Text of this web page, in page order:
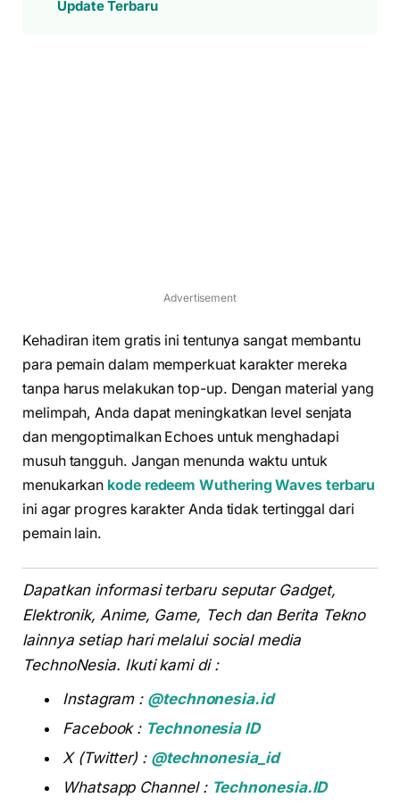
Update Terbaru
Advertisement
Kehadiran item gratis ini tentunya sangat membantu
para pemain dalam memperkuat karakter mereka
tanpa harus melakukan top-up. Dengan material yang
melimpah, Anda dapat meningkatkan level senjata
dan mengoptimalkan Echoes untuk menghadapi
musuh tangguh. Jangan menunda waktu untuk
menukarkan kode redeem Wuthering Waves terbaru
ini agar progres karakter Anda tidak tertinggal dari
pemain lain.
Dapatkan informasi terbaru seputar Gadget,
Elektronik, Anime, Game, Tech dan Berita Tekno
lainnya setiap hari melalui social media
TechnoNesia. Ikuti kami di :
Instagram : @technonesia.id
Facebook : Technonesia ID
X (Twitter) : @technonesia_id
Whatsapp Channel : Technonesia.ID